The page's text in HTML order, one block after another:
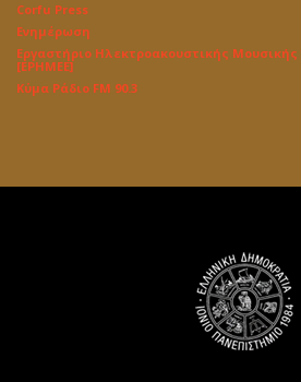
Corfu Press
Ενημέρωση
Εργαστήριο Hλεκτροακουστικής
[EPHMEE]
Κύμα Ράδιο FM 90.3